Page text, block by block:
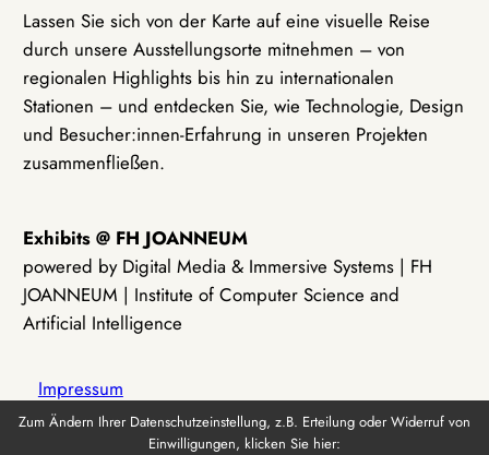
Lassen Sie sich von der Karte auf eine visuelle Reise
durch unsere Ausstellungsorte mitnehmen – von
regionalen Highlights bis hin zu internationalen
Stationen – und entdecken Sie, wie Technologie, Design
und Besucher:innen-Erfahrung in unseren Projekten
zusammenfließen.
Exhibits @ FH JOANNEUM
powered by Digital Media & Immersive Systems | FH
JOANNEUM | Institute of Computer Science and
Artificial Intelligence
Impressum
Zum Ändern Ihrer Datenschutzeinstellung, z.B. Erteilung oder Widerruf von
Einwilligungen, klicken Sie hier: